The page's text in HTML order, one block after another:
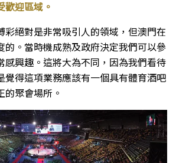
歡迎區域。
彩絕對是非常吸引人的領域，但澳門在
的。當時機成熟及政府決定我們可以參
感興趣。這將大為不同，因為我們看待
覺得這項業務應該有一個具有體育酒吧
的聚會場所。